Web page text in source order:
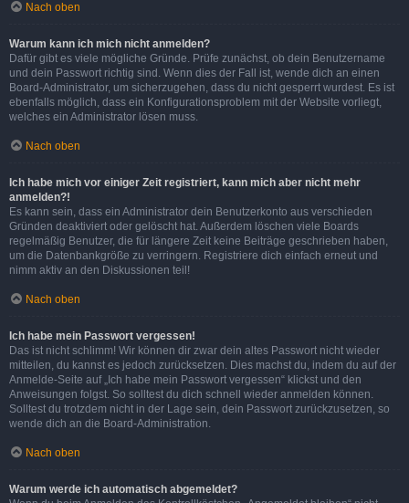
Nach oben
Warum kann ich mich nicht anmelden?
Dafür gibt es viele mögliche Gründe. Prüfe zunächst, ob dein Benutzername
und dein Passwort richtig sind. Wenn dies der Fall ist, wende dich an einen
Board-Administrator, um sicherzugehen, dass du nicht gesperrt wurdest. Es ist
ebenfalls möglich, dass ein Konfigurationsproblem mit der Website vorliegt,
welches ein Administrator lösen muss.
Nach oben
Ich habe mich vor einiger Zeit registriert, kann mich aber nicht mehr
anmelden?!
Es kann sein, dass ein Administrator dein Benutzerkonto aus verschieden
Gründen deaktiviert oder gelöscht hat. Außerdem löschen viele Boards
regelmäßig Benutzer, die für längere Zeit keine Beiträge geschrieben haben,
um die Datenbankgröße zu verringern. Registriere dich einfach erneut und
nimm aktiv an den Diskussionen teil!
Nach oben
Ich habe mein Passwort vergessen!
Das ist nicht schlimm! Wir können dir zwar dein altes Passwort nicht wieder
mitteilen, du kannst es jedoch zurücksetzen. Dies machst du, indem du auf der
Anmelde-Seite auf „Ich habe mein Passwort vergessen“ klickst und den
Anweisungen folgst. So solltest du dich schnell wieder anmelden können.
Solltest du trotzdem nicht in der Lage sein, dein Passwort zurückzusetzen, so
wende dich an die Board-Administration.
Nach oben
Warum werde ich automatisch abgemeldet?